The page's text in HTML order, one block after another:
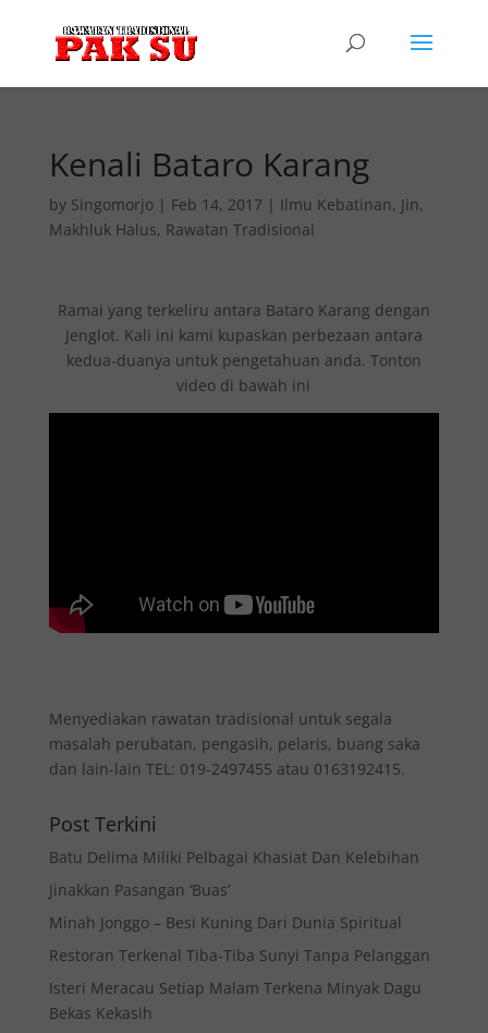
Kenali Bataro Karang
by Singomorjo| Feb 14, 2017 | Ilmu Kebatinan, Jin,
Makhluk Halus, Rawatan Tradisional
Ramai yang terkeliru antara Bataro Karang dengan
Jenglot. Kali ini kami kupaskan perbezaan antara
kedua-duanya untuk pengetahuan anda. Tonton
video di bawah ini
Menyediakan rawatan tradisional untuk segala
masalah perubatan, pengasih, pelaris, buang saka
dan lain-lain TEL: 019-2497455 atau 0163192415.
Post Terkini
Batu Delima Miliki Pelbagai Khasiat Dan Kelebihan
Jinakkan Pasangan ‘Buas’
Minah Jonggo – Besi Kuning Dari Dunia Spiritual
Restoran Terkenal Tiba-Tiba Sunyi Tanpa Pelanggan
Isteri Meracau Setiap Malam Terkena Minyak Dagu
Bekas Kekasih